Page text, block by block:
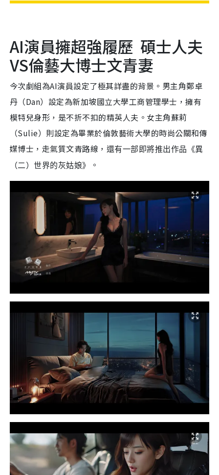
AI演員擁超強履歷 碩士人夫
VS倫藝大博士文青妻
今次劇組為AI演員設定了極其詳盡的背景。男主角鄭卓
丹（Dan）設定為新加坡國立大學工商管理學士，擁有
模特兒身形，是不折不扣的精英人夫。女主角蘇莉
（Sulie）則設定為畢業於倫敦藝術大學的時尚公關和傳
媒博士，走氣質文青路線， 還有一部即將推出作品《異
（二）世界的灰姑娘》
。